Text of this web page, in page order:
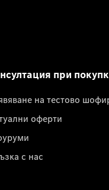
при
на тестово
оферти
с нас